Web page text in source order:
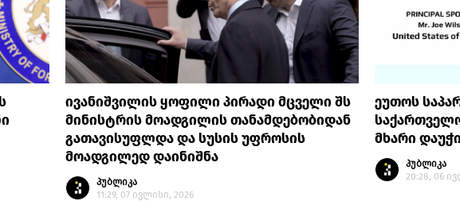
ივანიშვილის ყოფილი პირადი მცველი შს
მინისტრის მოადგილის თანამდებობიდან
გათავისუფლდა და სუსის უფროსის
მოადგილედ დაინიშნა
პუბლიკა
11:29, 07 ივლისი, 2026
ეუთოს
მხარი
პუბლიკა
20:28, 06